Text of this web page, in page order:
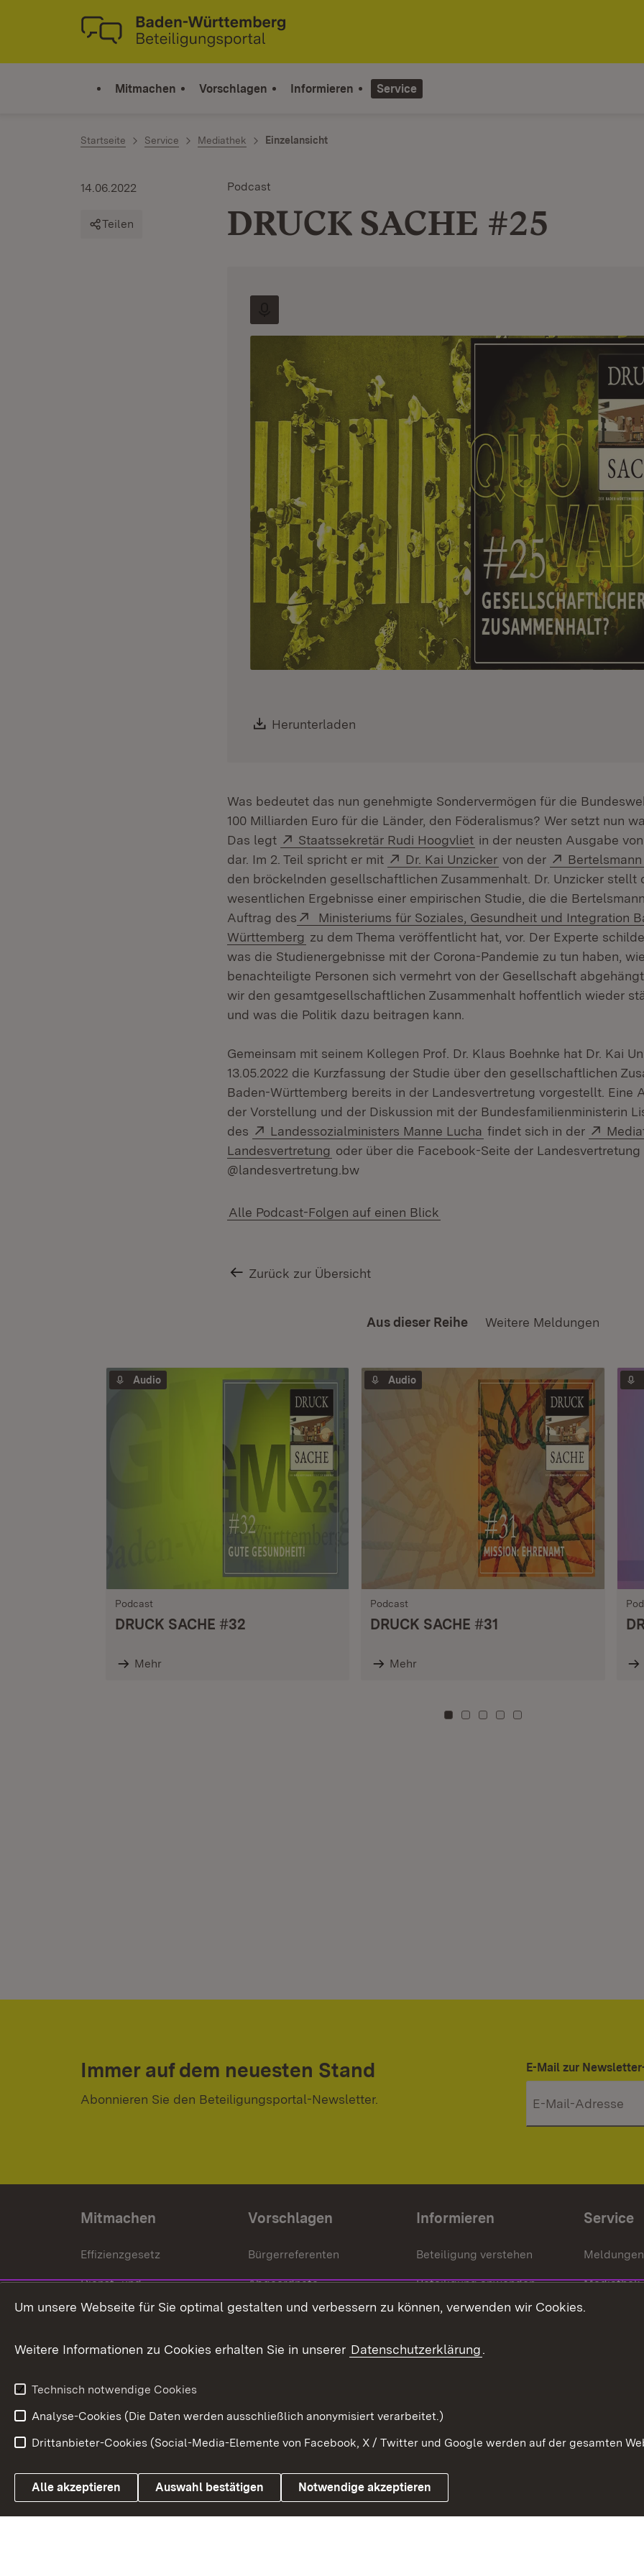
Zum Inhalt springen
Link zur Startseite
Mitmachen Vorschlagen Informieren Service
Startseite Service Mediathek Einzelansicht
Podcast
DRUCK SACHE #25
14.06.2022
Teilen
Download:
Herunterladen
Was bedeutet das nun genehmigte Sondervermögen für die
100 Milliarden Euro für die Länder, den Föderalismus? Wer setzt nun
Das legt
Extern:
Staatssekretär Rudi Hoogvliet (Öffnet in neuem Fenster)
in der neusten Ausgabe
dar. Im 2. Teil spricht er mit
Extern:
Dr. Kai Unzicker (Öffnet in neuem
von der Extern:
den bröckelnden gesellschaftlichen Zusammenhalt. Dr. Unzicker stellt
wesentlichen Ergebnisse einer empirischen Studie, die die
Auftrag des
Extern:
Ministeriums für Soziales, Gesundheit und Integration
Württemberg (Öffnet in neuem Fenster)
zu dem Thema veröffentlicht hat, vor. Der Experte
was die Studienergebnisse mit der Corona-Pandemie zu tun haben,
benachteiligte Personen sich vermehrt von der Gesellschaft
wir den gesamtgesellschaftlichen Zusammenhalt hoffentlich wieder
und was die Politik dazu beitragen kann.
Gemeinsam mit seinem Kollegen Prof. Dr. Klaus Boehnke hat Dr. Kai
13.05.2022 die Kurzfassung der Studie über den gesellschaftlichen
Baden-Württemberg bereits in der Landesvertretung vorgestellt. Eine
der Vorstellung und der Diskussion mit der Bundesfamilienministerin
des
Extern:
Landessozialministers Manne Lucha (Öffnet in neuem Fenster)
findet sich in der
Landesvertretung (Öffnet in neuem Fenster)
oder über die Facebook-Seite der Landesvertretung
@landesvertretung.bw
Alle Podcast-Folgen auf einen Blick
Zurück zur Übersicht
Aus dieser Reihe Weitere Meldungen
Audio
Podcast
DRUCK SACHE #32
Mehr
Audio
Podcast
DRUCK SACHE #31
Mehr
Zu Kachel: 0
Zu Kachel: 3
Zu Kachel: 6
Zu Kachel: 9
Zu Kachel: 12
Immer auf dem neuesten Stand
Abonnieren Sie den Beteiligungsportal-Newsletter.
E-Mail zur
Mitmachen
Effizienzgesetz
Dienst- und
Versorgungsbezüge
Weitere
Vorschlagen
Bürgerreferenten
Abgeordnete
Bürgerbeauftragte
Informieren
Beteiligung verstehen
Beteiligung anwenden
Beteiligung stärken
Service
Meldungen
Mediathek
Link zum Landesportal
Impressum Kontakt
Um unsere Webseite für Sie optimal gestalten und verbessern zu können, verwenden wir Cookies.
Weitere Informationen zu Cookies erhalten Sie in unserer Datenschutzerklärung.
Technisch notwendige Cookies
Analyse-Cookies (Die Daten werden ausschließlich anonymisiert verarbeitet.)
Drittanbieter-Cookies (Social-Media-Elemente von Facebook, X / Twitter und Google werden auf der gesamten
Alle akzeptieren Auswahl bestätigen Notwendige akzeptieren